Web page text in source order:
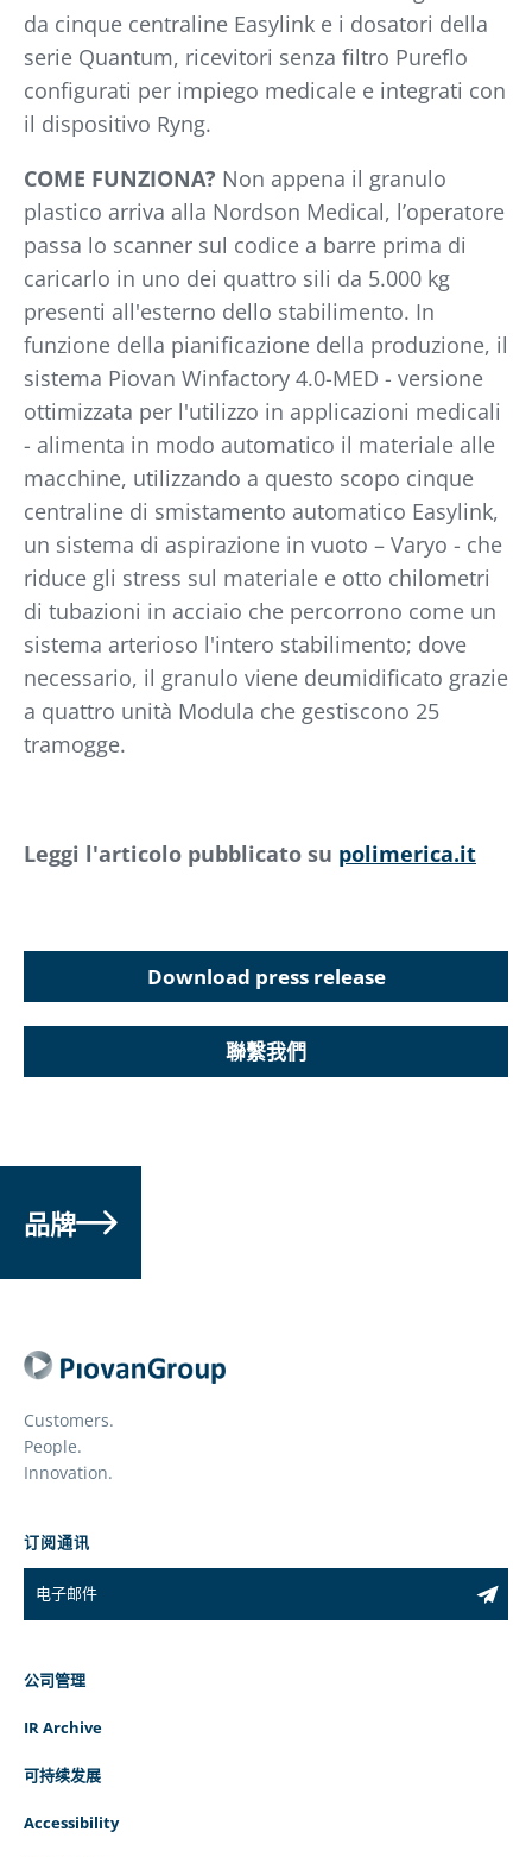
da cinque centraline Easylink e i dosatori della
serie Quantum, ricevitori senza filtro Pureflo
configurati per impiego medicale e integrati con
il dispositivo Ryng.
COME FUNZIONA? Non appena il granulo
plastico arriva alla Nordson Medical, l’operatore
passa lo scanner sul codice a barre prima di
caricarlo in uno dei quattro sili da 5.000 kg
presenti all'esterno dello stabilimento. In
funzione della pianificazione della produzione, il
sistema Piovan Winfactory 4.0-MED - versione
ottimizzata per l'utilizzo in applicazioni medicali
- alimenta in modo automatico il materiale alle
macchine, utilizzando a questo scopo cinque
centraline di smistamento automatico Easylink,
un sistema di aspirazione in vuoto – Varyo - che
riduce gli stress sul materiale e otto chilometri
di tubazioni in acciaio che percorrono come un
sistema arterioso l'intero stabilimento; dove
necessario, il granulo viene deumidificato grazie
a quattro unità Modula che gestiscono 25
tramogge.
Leggi l'articolo pubblicato su polimerica.it
Download press release
聯繫我們
品牌
Customers.
People.
Innovation.
订阅通讯
公司管理
IR Archive
可持续发展
Accessibility